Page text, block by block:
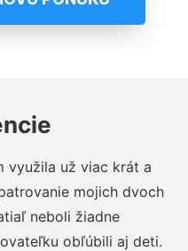
využila už viac krát a
mojich dvoch
neboli žiadne
obľúbili aj deti.